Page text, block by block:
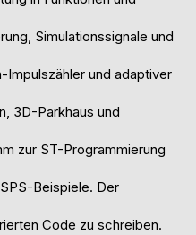
Simulationssignale und
und adaptiver
3D-Parkhaus und
zur ST-Programmierung
Beispiele. Der
Code zu schreiben.